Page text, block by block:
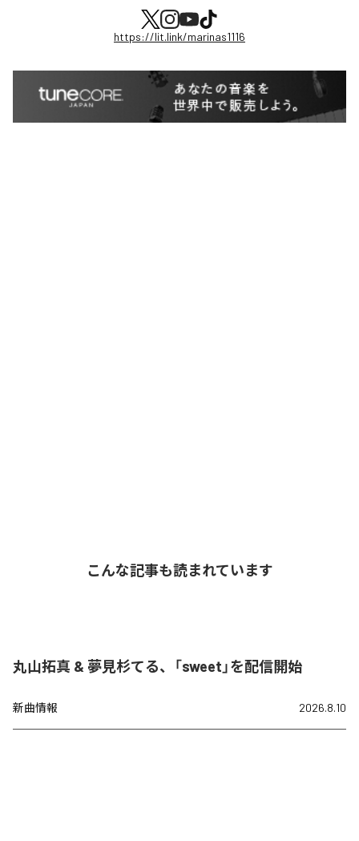
https://lit.link/marinas1116
こんな記事も読まれています
丸山拓真 & 夢見杉てる、「sweet」を配信開始
新曲情報 2026.8.10